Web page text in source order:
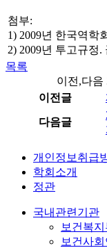
첨부:
1) 2009년 한국역학
2) 2009년 투고규정.
목록
이전,다음
이전글
다음글
개인정보취급
학회소개
정관
국내관련기관
보건복지
보건사